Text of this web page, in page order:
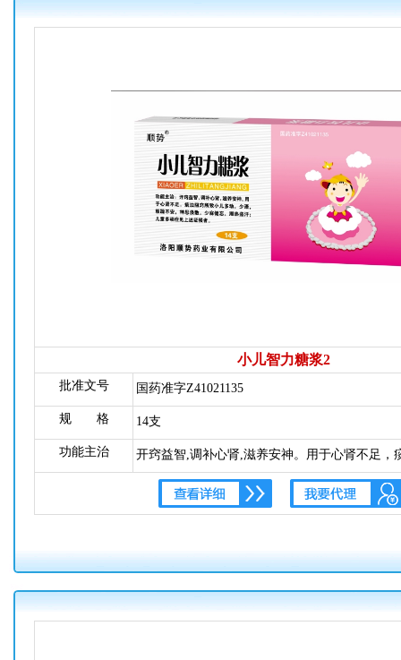
小儿智力糖浆2
批准文号 国药准字Z41021135
规 格 14支
功能主治
开窍益智,调补心肾,滋养安神。用于心肾不足，
动，少语，烦躁不安，神思涣散，少寐健忘，
见上述证候者。